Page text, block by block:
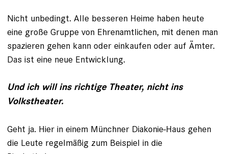
Nicht unbedingt. Alle besseren Heime haben heute
eine große Gruppe von Ehrenamtlichen, mit denen man
spazieren gehen kann oder einkaufen oder auf Ämter.
Das ist eine neue Entwicklung.
Und ich will ins richtige Theater, nicht ins
Volkstheater.
Geht ja. Hier in einem Münchner Diakonie-Haus gehen
die Leute regelmäßig zum Beispiel in die